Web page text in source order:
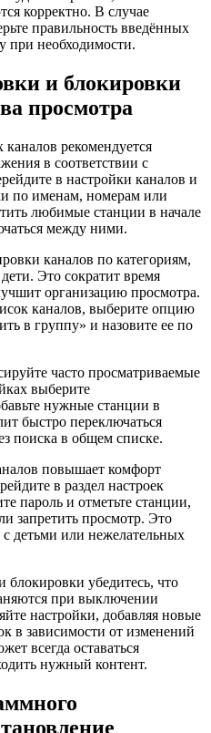
корректно. В случае
правильность введённых
при необходимости.
и блокировки
просмотра
рекомендуется
в соответствии с
в настройки каналов и
по именам, номерам или
любимые станции в начале
между ними.
каналов по категориям,
Это сократит время
организацию просмотра.
каналов, выберите опцию
в группу» и назовите ее по
часто просматриваемые
выберите
нужные станции в
быстро переключаться
поиска в общем списке.
повышает комфорт
в раздел настроек
пароль и отметьте станции,
запретить просмотр. Это
с детьми или нежелательных
блокировки убедитесь, что
при выключении
настройки, добавляя новые
в зависимости от изменений
всегда оставаться
нужный контент.